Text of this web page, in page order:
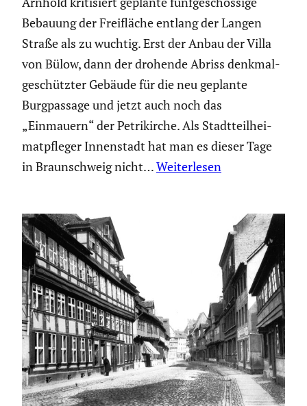
Bebauung der Freifläche entlang der Langen
Straße als zu wuchtig. Erst der Anbau der Villa
von Bülow, dann der drohende Abriss denkmal­
ge­schützter Gebäude für die neu geplante
Burgpas­sage und jetzt auch noch das
„Einmauern“ der Petri­kirche. Als Stadt­teil­hei­
mat­pfleger Innen­stadt hat man es dieser Tage
in Braun­schweig nicht…Weiterlesen